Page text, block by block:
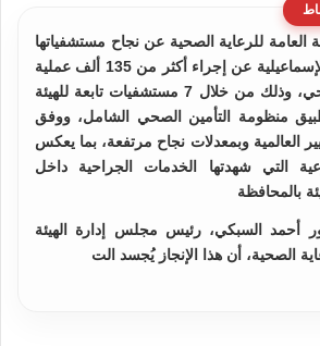
العامة للرعاية الصحية عن نجاح مستشفياتها
بمحافظة الإسماعيلية عن إجراء أكثر من 135 ألف عملية
تدخل جراحي، وذلك من خلال 7 مستشفيات تابعة للهيئة
منظومة التأمين الصحي الشامل، ووفق
العالمية وبمعدلات نجاح مرتفعة، بما يعكس
التي شهدتها الخدمات الجراحية داخل
بالمحافظة
أحمد السبكي، رئيس مجلس إدارة الهيئة
الصحية، أن هذا الإنجاز يُجسد الت